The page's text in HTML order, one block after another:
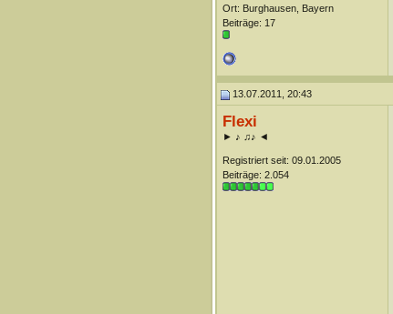
Ort: Burghausen, Bayern
Beiträge: 17
13.07.2011, 20:43
Flexi
► ♪ ♫♪ ◄
Registriert seit: 09.01.2005
Beiträge: 2.054